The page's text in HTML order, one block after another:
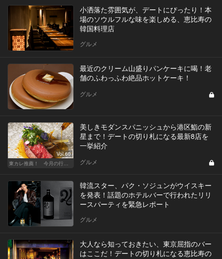
小洒落た雰囲気が、デートにぴったり！本
場のソウルフルな味を楽しめる、恵比寿の
韓国料理店
グルメ
最近のクリーム山盛りパンケーキに喝！老
舗のふわっふわ絶品ホットケーキ！
グルメ
Vol.60
東カレ推薦！ 今月の行くべき店
美しきモダンスパニッシュから港区鮨の新
星まで！デートの切り札になる最新8店を
一挙紹介
グルメ
韓流スター、パク・ソジュンがウイスキー
を発表！話題のホテルバーで行われたリリ
ースパーティを緊急レポート
グルメ
大人なら知っておきたい、東京屈指のバー
はここだ！デートの切り札になる恵比寿の